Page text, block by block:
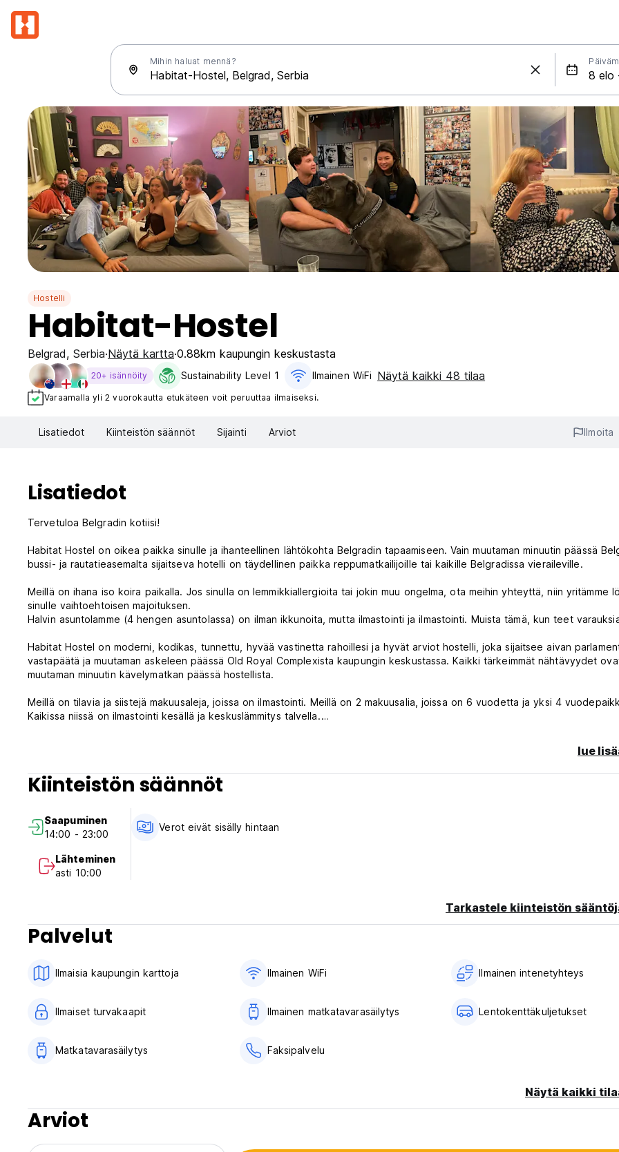
Mihin haluat mennä?
Hostelli
Habitat-Hostel
Belgrad, Serbia Näytä kartta 0.88km kaupungin keskustasta
20+ isännöity Sustainability Level 1 Ilmainen WiFi Näytä kaikki 48 tilaa
Varaamalla yli 2 vuorokautta etukäteen voit peruuttaa ilmaiseksi.
Lisatiedot Kiinteistön säännöt Sijainti Arviot Ilmoita
Lisatiedot
Tervetuloa Belgradin kotiisi!
Habitat Hostel on oikea paikka sinulle ja ihanteellinen lähtökohta Belgradin tapaamiseen. Vain muutaman minuutin päässä
bussi- ja rautatieasemalta sijaitseva hotelli on täydellinen paikka reppumatkailijoille tai kaikille Belgradissa vieraileville.
Meillä on ihana iso koira paikalla. Jos sinulla on lemmikkiallergioita tai jokin muu ongelma, ota meihin yhteyttä, niin yritämme
sinulle vaihtoehtoisen majoituksen.
Halvin asuntolamme (4 hengen asuntolassa) on ilman ikkunoita, mutta ilmastointi ja ilmastointi. Muista tämä, kun teet
Habitat Hostel on moderni, kodikas, tunnettu, hyvää vastinetta rahoillesi ja hyvät arviot hostelli, joka sijaitsee aivan
vastapäätä ja muutaman askeleen päässä Old Royal Complexista kaupungin keskustassa. Kaikki tärkeimmät nähtävyydet
muutaman minuutin kävelymatkan päässä hostellista.
Meillä on tilavia ja siistejä makuusaleja, joissa on ilmastointi. Meillä on 2 makuusalia, joissa on 6 vuodetta ja yksi 4
Kaikissa niissä on ilmastointi kesällä ja keskuslämmitys talvella.
Muista, että yhden hengen huoneessamme on tuuletin, ei ilmastointi.
Aikainen sisäänkirjautuminen on mahdollista (jos vuode on vapaa saapuessasi). Uloskirjautuminen on myöhässä klo 12.00.
uloskirjautumisen jälkeen voit jättää matkatavarasi tänne ja viettää aikaa lähtöaikaan asti.
Tämä on savuton tila, tupakointi on kielletty hostellissa, mutta meillä on pieni terassi tupakointia varten.
Sisäänkirjautuminen: klo 14.00 (14.00) - 24.00
Jos jotenkin saavut aikaisemmin, ja sinä
voit tehdä sen klo 9 alkaen (ei ennen)
Mutta sinun on ilmoitettava meille, että olet tulossa
Peruutusehdot: 24h ennen saapumista
palautetaan kokonaisuudessaan uloskirjautumisen yhteydessä, mikäli omaisuudelle ei ole aiheutettu vahinkoa.
lue
Kiinteistön säännöt
Saapuminen
14:00 - 23:00
Lähteminen
asti 10:00
Verot eivät sisälly hintaan
Tarkastele kiinteistön
Palvelut
Ilmaisia ​​kaupungin karttoja Ilmainen WiFi Ilmainen intenetyhteys
Ilmaiset turvakaapit Ilmainen matkatavarasäilytys Lentokenttäkuljetukset
Matkatavarasäilytys Faksipalvelu
Näytä kaikki
Arviot